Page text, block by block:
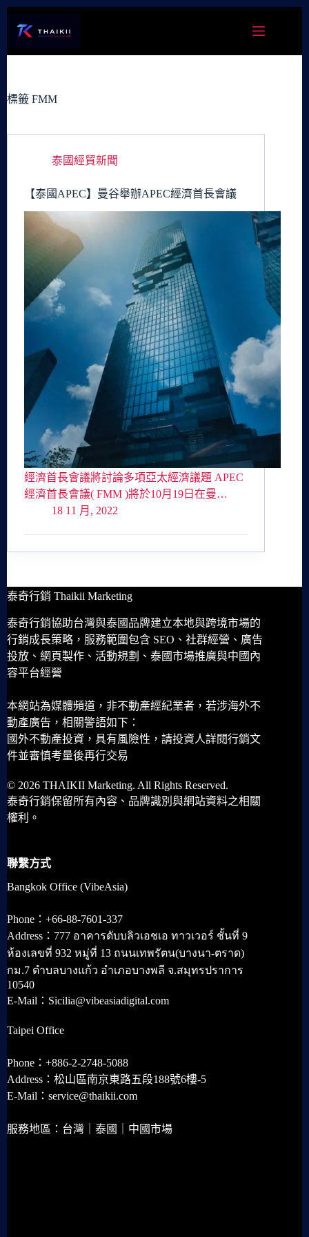
容
標籤 FMM
泰國經貿新聞
【泰國APEC】曼谷舉辦APEC經濟首長會議
經濟首長會議將討論多項亞太經濟議題 APEC
經濟首長會議( FMM )將於10月19日在曼…
18 11 月, 2022
泰奇行銷 Thaikii Marketing
泰奇行銷協助台灣與泰國品牌建立本地與跨境市場的
行銷成長策略，服務範圍包含 SEO、社群經營、廣告
投放、網頁製作、活動規劃、泰國市場推廣與中國內
容平台經營
本網站為媒體頻道，非不動產經紀業者，若涉海外不
動產廣告，相關警語如下：
國外不動產投資，具有風險性，請投資人詳閱行銷文
件並審慎考量後再行交易
© 2026 THAIKII Marketing. All Rights Reserved.
泰奇行銷保留所有內容、品牌識別與網站資料之相關
權利。
聯繫方式
Bangkok Office (VibeAsia)
Phone：+66-88-7601-337
Address：777 อาคารดับบลิวเอชเอ ทาวเวอร์ ชั้นที่ 9
ห้องเลขที่ 932 หมู่ที่ 13 ถนนเทพรัตน(บางนา-ตราด)
กม.7 ตำบลบางแก้ว อำเภอบางพลี จ.สมุทรปราการ
10540
E-Mail：Sicilia@vibeasiadigital.com
Taipei Office
Phone：+886-2-2748-5088
Address：松山區南京東路五段188號6樓-5
E-Mail：service@thaikii.com
服務地區：台灣｜泰國｜中國市場